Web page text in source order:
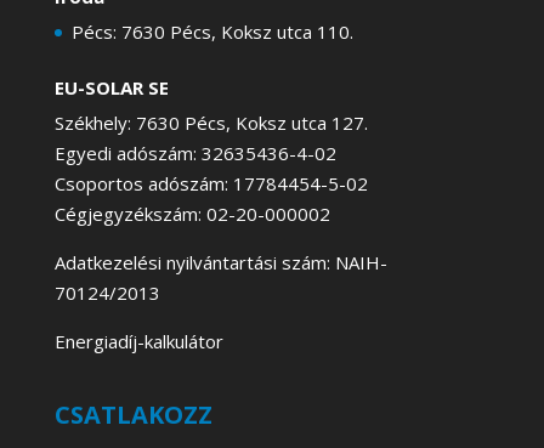
Pécs: 7630 Pécs, Koksz utca 110.
EU-SOLAR SE
Székhely: 7630 Pécs, Koksz utca 127.
Egyedi adószám: 32635436-4-02
Csoportos adószám: 17784454-5-02
Cégjegyzékszám: 02-20-000002
Adatkezelési nyilvántartási szám: NAIH-
70124/2013
Energiadíj-kalkulátor
CSATLAKOZZ